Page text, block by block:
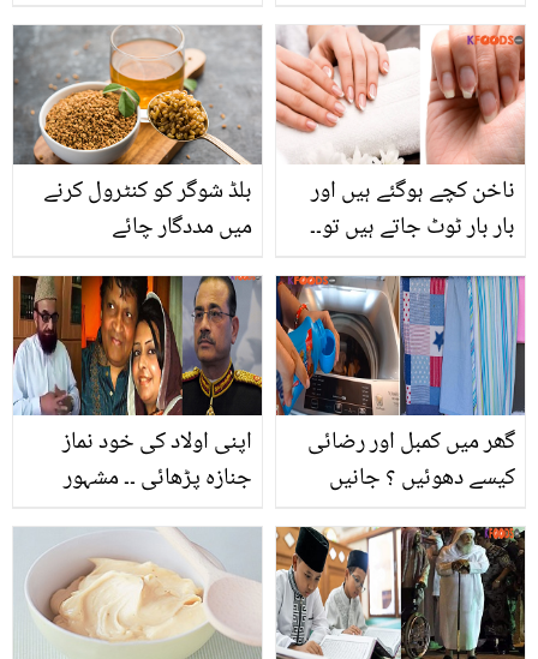
کی خبروں کے بعد سجل
علی کا بیان وائرل، ویڈیو
بلڈ شوگر کو کنٹرول کرنے
میں مددگار چائے
ناخن کچے ہوگئے ہیں اور
بار بار ٹوٹ جاتے ہیں تو۔۔
کیور صحت مند اور
خوبصورت بنانے کے گھریلو
ٹوٹکے
اپنی اولاد کی خود نماز
جنازہ پڑھائی ۔۔ مشہور
محبت کا انداز، جس نے
سب کو جذباتی کر دیا
گھر میں کمبل اور رضائی
کیسے دھوئیں ؟ جانیں
دھونے کا وہ آسان طریقہ
جو ڈرائی کلین کے پیسے
بھی بچائے